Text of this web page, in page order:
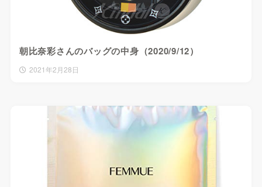
朝比奈彩さんのバッグの中身（2020/9/12）
2021年2月28日